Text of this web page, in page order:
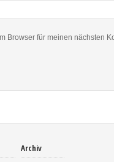
Browser für meinen nächsten
Archiv